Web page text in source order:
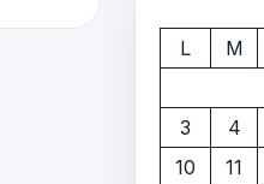
L
M
3
4
10
11